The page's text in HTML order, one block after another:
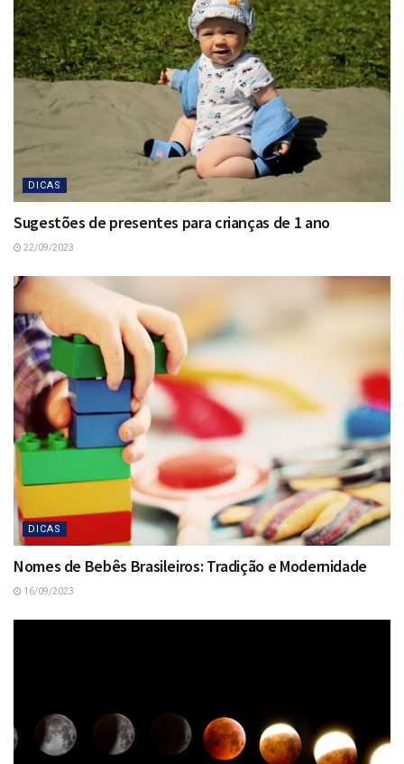
DICAS
Sugestões de presentes para crianças de 1 ano
22/09/2023
DICAS
Nomes de Bebês Brasileiros: Tradição e Modernidade
16/09/2023